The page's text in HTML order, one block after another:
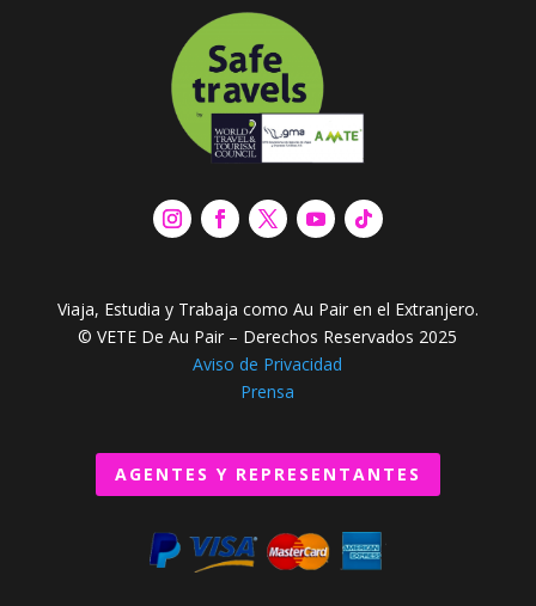
Viaja, Estudia y Trabaja como Au Pair en el Extranjero.
© VETE De Au Pair – Derechos Reservados 2025
Aviso de Privacidad
Prensa
AGENTES Y REPRESENTANTES